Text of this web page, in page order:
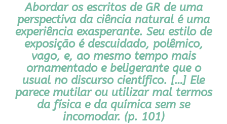
Abordar os escritos de GR de uma
perspectiva da ciência natural é uma
experiência exasperante. Seu estilo de
exposição é descuidado, polêmico,
vago, e, ao mesmo tempo mais
ornamentado e beligerante que o
usual no discurso científico. […] Ele
parece mutilar ou utilizar mal termos
da física e da química sem se
incomodar. (p. 101)